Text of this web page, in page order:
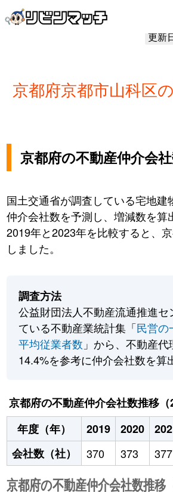
更新
京都府京都市山科区
京都府の不動産仲介会
国土交通省が調査している宅地建
仲介会社数を予測し、増減数を算
2019年と2023年を比較すると、
しました。
調査方法
公益財団法人不動産流通推進セ
ている不動産業統計集「民営の
平均従業者数 」から、不動産代
14.4%を参考に仲介会社数を算
京都府の不動産仲介会社数推移（
年度（年）
2019 2020
会社数（社）
370 373 377